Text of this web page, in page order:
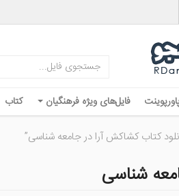
فایل‌های ویژه فرهنگیان کتاب
کتاب کشاکش آرا در جامعه شناسی”
شناسی